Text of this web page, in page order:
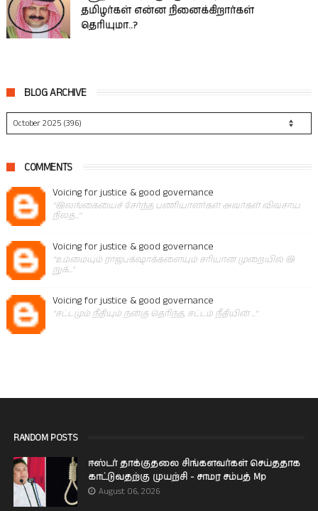
தமிழர்கள் என்ன நினைக்கிறார்கள்
தெரியுமா..?
BLOG ARCHIVE
COMMENTS
Voicing for justice & good governance
"இலங்கையைச் சேர்ந்த பணியாளர்கள் அவர்கள் விவசாய
நிலத..."
Voicing for justice & good governance
"உம்மையும் ராஜபக்‌ஷாக்களையும் சரியான முறையில் இ
றுக்..."
Voicing for justice & good governance
"சட்டமும் நீதியும் நன்கு தெரிந்த, சட்டம் நீதியின் ..."
RANDOM POSTS
ஈஸ்டர் தாக்குதலை சிங்களவர்கள் செய்ததாக
காட்டுவதற்கு முயற்சி - சாமர சம்பத் Mp
August 06, 2026